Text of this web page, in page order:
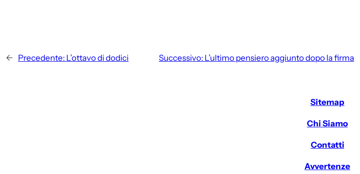
← Precedente: L’ottavo di dodici Successivo: L’ultimo pensiero aggiunto dopo la firma
Sitemap
Chi Siamo
Contatti
Avvertenze